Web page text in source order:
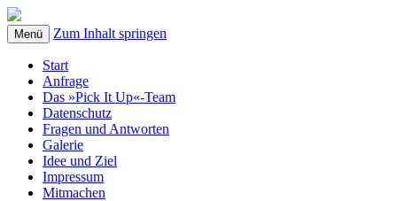
Menü Zum Inhalt springen
Start
Anfrage
Das »Pick It Up«-Team
Datenschutz
Fragen und Antworten
Galerie
Idee und Ziel
Impressum
Mitmachen